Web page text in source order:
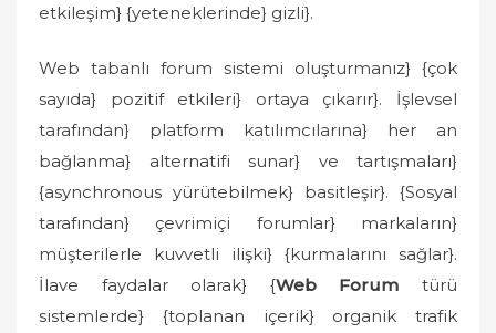
etkileşim} {yeteneklerinde} gizli}.
Web tabanlı forum sistemi oluşturmanız} {çok
sayıda} pozitif etkileri} ortaya çıkarır}. İşlevsel
tarafından} platform katılımcılarına} her an
bağlanma} alternatifi sunar} ve tartışmaları}
{asynchronous yürütebilmek} basitleşir}. {Sosyal
tarafından} çevrimiçi forumlar} markaların}
müşterilerle kuvvetli ilişki} {kurmalarını sağlar}.
İlave faydalar olarak} {Web Forum türü
sistemlerde} {toplanan içerik} organik trafik